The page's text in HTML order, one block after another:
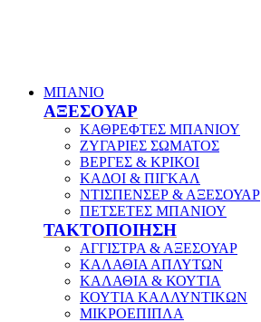
ΜΠΑΝΙΟ
ΑΞΕΣΟΥΑΡ
ΚΑΘΡΕΦΤΕΣ ΜΠΑΝΙΟΥ
ΖΥΓΑΡΙΕΣ ΣΩΜΑΤΟΣ
ΒΕΡΓΕΣ & ΚΡΙΚΟΙ
ΚΑΔΟΙ & ΠΙΓΚΑΛ
ΝΤΙΣΠΕΝΣΕΡ & ΑΞΕΣΟΥΑΡ
ΠΕΤΣΕΤΕΣ ΜΠΑΝΙΟΥ
ΤΑΚΤΟΠΟΙΗΣΗ
ΑΓΓΙΣΤΡΑ & ΑΞΕΣΟΥΑΡ
ΚΑΛΑΘΙΑ ΑΠΛΥΤΩΝ
ΚΑΛΑΘΙΑ & ΚΟΥΤΙΑ
ΚΟΥΤΙΑ ΚΑΛΛΥΝΤΙΚΩΝ
ΜΙΚΡΟΕΠΙΠΛΑ